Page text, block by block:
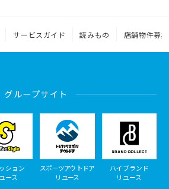
サービスガイド 読みもの 店舗物件募集
グループサイト
ション
ース
スポーツアウトドア
リユース
ハイブランド
リユース